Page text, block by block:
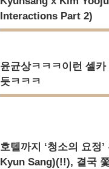
Interactions Part 2)
윤균상ㅋㅋㅋ이런 셀
듯ㅋㅋㅋ
호텔까지 ‘청소의 요정
Kyun Sang)(!!), 결국